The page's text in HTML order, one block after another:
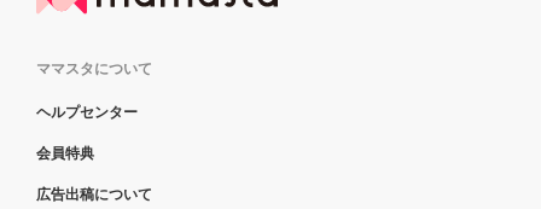
ママスタについて
ヘルプセンター
会員特典
広告出稿について